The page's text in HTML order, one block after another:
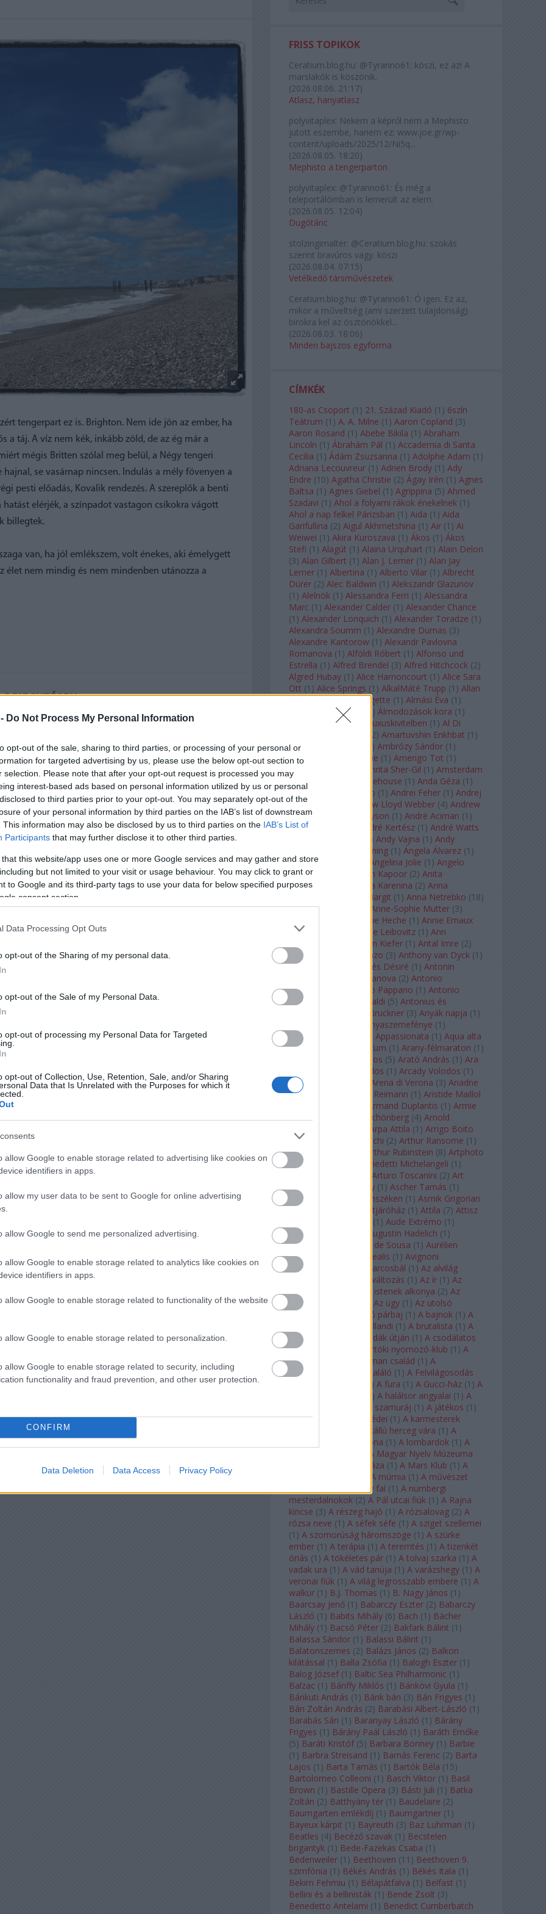
Do Not Process My Personal Information
opt-out of the sale, sharing to third parties, or processing of your personal or
for targeted advertising by us, please use the below opt-out section to
selection. Please note that after your opt-out request is processed you may
interest-based ads based on personal information utilized by us or personal
to third parties prior to your opt-out. You may separately opt-out of the
of your personal information by third parties on the IAB’s list of downstream
This information may also be disclosed by us to third parties on the IAB’s List of
Participants that may further disclose it to other third parties.
that this website/app uses one or more Google services and may gather and store
but not limited to your visit or usage behaviour. You may click to grant or
to Google and its third-party tags to use your data for below specified purposes
consent section.
Data Processing Opt Outs
opt-out of the Sharing of my personal data.
opt-out of the Sale of my Personal Data.
opt-out of processing my Personal Data for Targeted
opt-out of Collection, Use, Retention, Sale, and/or Sharing
Data that Is Unrelated with the Purposes for which it
allow Google to enable storage related to advertising like cookies on
identifiers in apps.
allow my user data to be sent to Google for online advertising
allow Google to send me personalized advertising.
allow Google to enable storage related to analytics like cookies on
identifiers in apps.
allow Google to enable storage related to functionality of the website
allow Google to enable storage related to personalization.
allow Google to enable storage related to security, including
functionality and fraud prevention, and other user protection.
CONFIRM
Data Deletion Data Access Privacy Policy
tengerpart ez is. Brighton. Nem ide jön az ember, ha
a táj. A víz nem kék, inkább zöld, de az ég már a
mégis Britten szólal meg belül, a Négy tengeri
se vasárnap nincsen. Indulás a mély fövenyen a
pesti előadás, Kovalik rendezés. A szereplők a benti
elérjék, a színpadot vastagon csíkokra vágott
billegtek.
van, ha jól emlékszem, volt énekes, aki émelygett
élet nem mindig és nem mindenben utánozza a
TRACKBACK CÍME:
trackback/id/19131399
tartalomnak minősülnek, értük a
esetén forduljon a blog szerkesztőjéhez. Részletek a
tapicskoltatta a Kékszakállút és Juditot,
meg nem is, jól le is szidta (ha jól emlékszem)
gumiszagtól nem kellett rosszul lenni.
FRISS TOPIKOK
Ceratium.blog.hu: @Tyranno61: köszi, ez az! A
marslakók is köszönik.
(2026.08.06. 21:17)
Atlasz, hanyatlasz
polyvitaplex: Nekem a képről nem a Mephisto
jutott eszembe, hanem ez: www.joe.gr/wp-
content/uploads/2025/12/Ni5q...
(2026.08.05. 18:20)
Mephisto a tengerparton
polyvitaplex: @Tyranno61: És még a
teleportálómban is lemerült az elem.
(2026.08.05. 12:04)
Dugótánc
stolzingimalter: @Ceratium.blog.hu: szokás
szerint bravúros vagy. köszi
(2026.08.04. 07:15)
Vetélkedő társművészetek
Ceratium.blog.hu: @Tyranno61: Ó igen. Ez az,
mikor a műveltség (ami szerzett tulajdonság)
birokra kel az ösztönökkel...
(2026.08.03. 18:06)
Minden bajszos egyforma
CÍMKÉK
180-as Csoport (1 ) 21. Század Kiadó (1 ) 6szín
Teátrum (1 ) A. A. Milne (1 ) Aaron Copland (3)
Aaron Rosand (1 ) Abebe Bikila (1 ) Abraham
Lincoln (1 ) Ábrahám Pál (1 ) Accademia di Santa
Cecilia (1 ) Ádám Zsuzsanna (1 ) Adolphe Adam (1 )
Adriana Lecouvreur (1 ) Adrien Brody (1 ) Ady
Endre (10) Agatha Christie (2) Ágay Irén (1 ) Agnes
Baltsa (1 ) Agnes Giebel (1 ) Agrippina (5) Ahmed
Szadavi (1 ) Ahol a folyami rákok énekelnek (1 )
Ahol a nap felkel Párizsban (1 ) Aida (1 ) Aida
Garifullina (2) Aigul Akhmetshina (1 ) Air (1 ) Ai
Weiwei (1 ) Akira Kuroszava (1 ) Ákos (1 ) Ákos
Stefi (1 ) Alagút (1 ) Alaina Urquhart (1 ) Alain Delon
(3) Alan Gilbert (1 ) Alan J. Lerner (1 ) Alan Jay
Lerner (1 ) Albertina (1 ) Alberto Vilar (1 ) Albrecht
Dürer (2) Alec Baldwin (1 ) Alekszandr Glazunov
(1 ) Alelnök (1 ) Alessandra Ferri (1 ) Alessandra
Marc (1 ) Alexander Calder (1 ) Alexander Chance
(1 ) Alexander Lonquich (1 ) Alexander Toradze (1 )
Alexandra Soumm (1 ) Alexandre Dumas (3)
Alexandre Kantorow (1 ) Alexandr Pavlovna
Romanova (1 ) Alföldi Róbert (1 ) Alfonso und
Estrella (1 ) Alfred Brendel (3) Alfred Hitchcock (2)
Algred Hubay (1 ) Alice Harnoncourt (1 ) Alice Sara
Ott (1 ) Alice Springs (1 ) AlkalMáté Trupp (1 ) Allan
Clayton (1) Allen Midgette (1 ) Almási Éva (1 )
Almásy László Ede
) Álmodozások kora (1 )
(1 Álom luxuskivitelben (1 ) Al Di
2) Amartuvshin Enkhbat (1 )
Ambroise Thomas
) Ambrózy Sándor (1 )
Ambrus Kyri
Amélie (1 ) Amerigo Tot (1 )
Amikor Galéria
Amrita Sher-Gil (1 ) Amsterdam
Baroque
Amy Winehouse (1 ) Anda Géza (1 )
Andrea del Verrocchio (1 ) Andrei Feher (1 ) Andrej
Tarkovszkij
Andrew Lloyd Webber (4) Andrew
Staples
Andrew Tyson (1 ) André Aciman (1 )
André Chenier
André Kertész (1 ) André Watts
) Andy Vajna (1 ) Andy
Anette Bening (1 ) Ángela Álvarez (1 )
Angela Lansbury
Angelina Jolie (1 ) Angelo
Badalamenti
Anish Kapoor (2) Anita
Rachvelishvili
Anna Karenina (2) Anna
Anna Margit (1 ) Anna Netrebko (18)
Anna Vinnitskaya
Anne-Sophie Mutter (3)
Anne Heche (1 ) Annie Ernaux
1) Annie Hall Annie Leibovitz (1 ) Ann
Anselm Kiefer (1 ) Antal Imre (2)
Anthony Roth Costanzo (3) Anthony van Dyck (1 )
Antinous
Antoine és Désiré (1 ) Antonin
Antonio Canova (2) Antonio
Margheriti
Antonio Pappano (1 ) Antonio
Salieri
Antonio Vivaldi (5) Antonius és
Anton Bruckner (3) Anyák napja (1 )
Anyaszemefénye (1 )
Apokalipszis most
Appassionata (1 ) Aqua alta
(1) Aquileia Aquincum (1 ) Arany-félmaraton (1 )
Arany János (5) Arató András (1 ) Ara
Arcadi Volodos (1 ) Arcady Volodos (1 )
Arcangelo Corelli
Arena di Verona (3) Ariadne
auf Naxos
Aribert Reimann (1 ) Aristide Maillol
Armand Duplantis (1 ) Armie
Hammer
Arnold Schönberg (4) Arnold
Árpa Attila (1 ) Arrigo Boito
) Artemisia Gentileschi (2) Arthur Ransome (1 )
Arthur Rimbaud
Arthur Rubinstein (8) Artphoto
Galéria
Arturo Benedetti Michelangeli (1 )
Arturo Toscanini (2) Art
Garfunkel
Art Shay (1 ) Ascher Tamás (1 )
Ascher Tamás Háromszéken (1 ) Asmik Grigorian
(2) Átjáróház (1 ) Attila (7) Attisz
(1 ) Aude Extrémo (1 )
Audrey Hepburn
Augustin Hadelich (1 )
Aurelianus
Aurelia de Sousa (1 ) Aurélien
Pascal
Aurora borealis (1 ) Avignoni
szerelmesek
Az álarcosbál (1 ) Az alvilág
Az átváltozás (1 ) Az ír (1 ) Az
isenheimi oltár
Az istenek alkonya (2) Az
olvasás éjszakája
Az ügy (1 ) Az utolsó
mohikán
Az utolsó párbaj (1 ) A bajnok (1 ) A
A bolygó hollandi (1 ) A brutalista (1 ) A
Chorus Line
A csodák útján (1 ) A csodálatos
mandarin
A csütörtöki nyomozó-klub (1 ) A
doktor úr
A Fabelman család (1 ) A
félkegyelmű
A feltaláló (1 ) A Felvilágosodás
) A fura (1 ) A Gucci-ház (1 ) A
) A halálsor angyalai (1 ) A
A hét szamuráj (1 ) A játékos (1 )
A karmeliták párbeszédei (1 ) A karmesterek
A kékszakállú herceg vára (1 ) A
A korona (1 ) A lombardok (1 ) A
A Magyar Nyelv Múzeuma
A Magyar Zene Háza (1 ) A Mars Klub (1 ) A
A múmia (1 ) A művészet
A nagy fal (1 ) A nürnbergi
mesterdalnokok (2) A Pál utcai fiúk (1 ) A Rajna
kincse (3) A részeg hajó (1 ) A rózsalovag (2) A
rózsa neve (1 ) A séfek séfe (1 ) A sziget szellemei
(1 ) A szomorúság háromszöge (1 ) A szürke
ember (1 ) A terápia (1 ) A teremtés (1 ) A tizenkét
óriás (1 ) A tökéletes pár (1 ) A tolvaj szarka (1 ) A
vadak ura (1 ) A vád tanúja (1 ) A varázshegy (1 ) A
veronai fiúk (1 ) A világ legrosszabb embere (1 ) A
walkür (1 ) B.J. Thomas (1 ) B. Nagy János (1 )
Baarcsay Jenő (1 ) Babarczy Eszter (2) Babarczy
László (1 ) Babits Mihály (6) Bach (1 ) Bächer
Mihály (1 ) Bacsó Péter (2) Bakfark Bálint (1 )
Balassa Sándor (1 ) Balassi Bálint (1 )
Balatonszemes (2) Balázs János (2) Balkon
kilátással (1 ) Balla Zsófia (1 ) Balogh Eszter (1 )
Balog József (1 ) Baltic Sea Philharmonic (1 )
Balzac (1 ) Bánffy Miklós (1 ) Bánkövi Gyula (1 )
Bánkuti András (1 ) Bánk bán (3) Bán Frigyes (1 )
Bán Zoltán András (2) Barabási Albert-László (1 )
Barabás Sári (1 ) Baranyay László (1 ) Bárány
Frigyes (1 ) Bárány Paál László (1 ) Baráth Emőke
(5) Baráti Kristóf (5) Barbara Bonney (1 ) Barbie
(1 ) Barbra Streisand (1 ) Barnás Ferenc (2) Barta
Lajos (1 ) Barta Tamás (1 ) Bartók Béla (15)
Bartolomeo Colleoni (1 ) Basch Viktor (1 ) Basil
Brown (1 ) Bastille Opera (3) Básti Juli (1 ) Batka
Zoltán (2) Batthyány tér (1 ) Baudelaire (2)
Baumgarten emlékdíj (1 ) Baumgartner (1 )
Bayeux kárpit (1 ) Bayreuth (3) Baz Luhrman (1 )
Beatles (4) Becéző szavak (1 ) Becstelen
brigantyk (1 ) Bede-Fazekas Csaba (1 )
Bedenweiler (1 ) Beethoven (11 ) Beethoven 9.
szimfónia (1 ) Békés András (1 ) Békés Itala (1 )
Bekim Fehmiu (1 ) Bélapátfalva (1 ) Belfast (1 )
Bellini és a bellinisták (1 ) Bende Zsolt (3)
Benedetto Antelami (1 ) Benedict Cumberbatch